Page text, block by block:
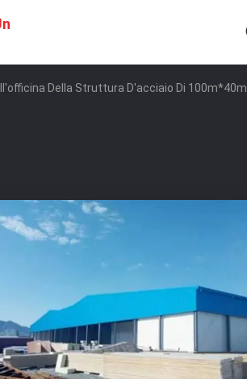
Della Struttura D'acciaio Di 100m*40m